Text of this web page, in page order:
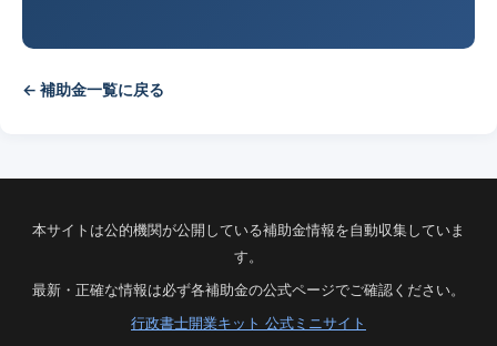
← 補助金一覧に戻る
本サイトは公的機関が公開している補助金情報を自動収集していま
す。
最新・正確な情報は必ず各補助金の公式ページでご確認ください。
行政書士開業キット 公式ミニサイト